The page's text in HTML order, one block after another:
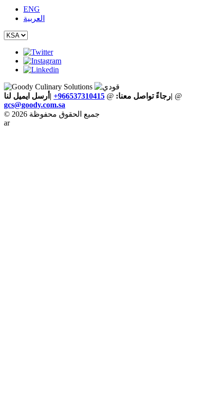
ENG
العربية
رجاءً تواصل معنا: @
+966537310415 |أرسل ايميل لنا | @
gcs@goody.com.sa
© 2026 جميع الحقوق محفوظة
ar